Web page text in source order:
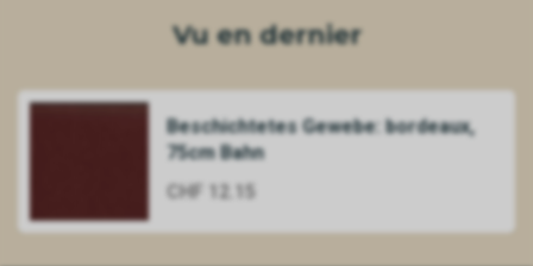
Vu en dernier
Beschichtetes Gewebe: bordeaux,
75cm Bahn
CHF 12.15